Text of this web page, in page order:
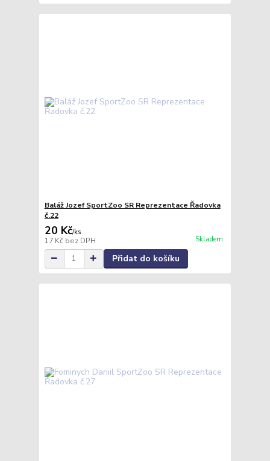
Baláž Jozef SportZoo SR Reprezentace Řadovka
č.22
20 Kč/ks
17 Kč bez DPH Skladem
Přidat do košíku